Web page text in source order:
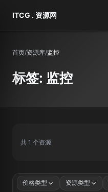
ITCG . 资源网
首页/资源库/监控
标签: 监控
共 1 个资源
价格类型 资源类型